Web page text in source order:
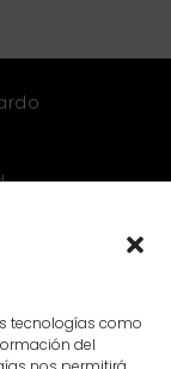
tecnologías como
del